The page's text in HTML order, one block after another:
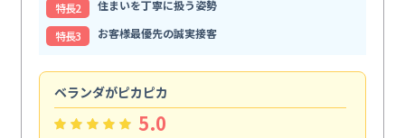
特⻑2
住まいを丁寧に扱う姿勢
特⻑3
お客様最優先の誠実接客
ベランダがピカピカ
5.0